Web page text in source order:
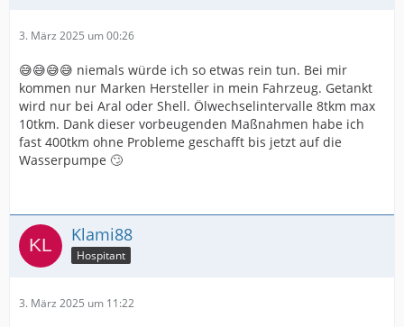
3. März 2025 um 00:26
😅😅😅😅 niemals würde ich so etwas rein tun. Bei mir
kommen nur Marken Hersteller in mein Fahrzeug. Getankt
wird nur bei Aral oder Shell. Ölwechselintervalle 8tkm max
10tkm. Dank dieser vorbeugenden Maßnahmen habe ich
fast 400tkm ohne Probleme geschafft bis jetzt auf die
Wasserpumpe 🙄
Klami88
Hospitant
3. März 2025 um 11:22